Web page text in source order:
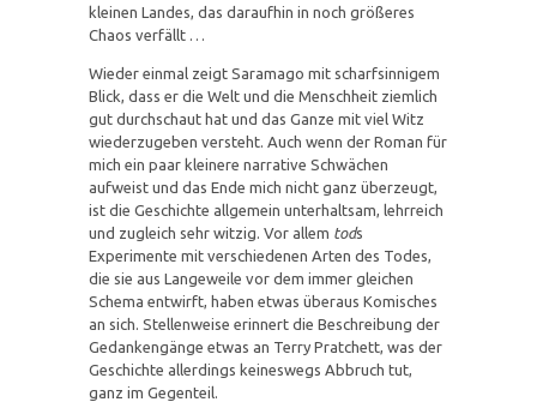
kleinen Landes, das daraufhin in noch größeres
Chaos verfällt …
Wieder einmal zeigt Saramago mit scharfsinnigem
Blick, dass er die Welt und die Menschheit ziemlich
gut durchschaut hat und das Ganze mit viel Witz
wiederzugeben versteht. Auch wenn der Roman für
mich ein paar kleinere narrative Schwächen
aufweist und das Ende mich nicht ganz überzeugt,
ist die Geschichte allgemein unterhaltsam, lehrreich
und zugleich sehr witzig. Vor allem tods
Experimente mit verschiedenen Arten des Todes,
die sie aus Langeweile vor dem immer gleichen
Schema entwirft, haben etwas überaus Komisches
an sich. Stellenweise erinnert die Beschreibung der
Gedankengänge etwas an Terry Pratchett, was der
Geschichte allerdings keineswegs Abbruch tut,
ganz im Gegenteil.